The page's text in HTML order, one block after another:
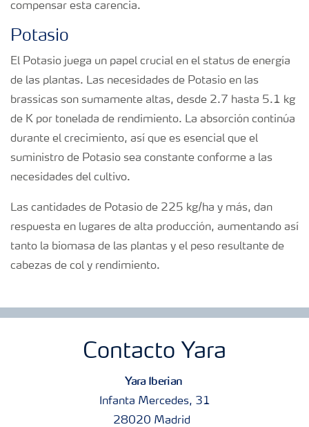
compensar esta carencia.
Potasio
El Potasio juega un papel crucial en el status de energía
de las plantas. Las necesidades de Potasio en las
brassicas son sumamente altas, desde 2.7 hasta 5.1 kg
de K por tonelada de rendimiento. La absorción continúa
durante el crecimiento, así que es esencial que el
suministro de Potasio sea constante conforme a las
necesidades del cultivo.
Las cantidades de Potasio de 225 kg/ha y más, dan
respuesta en lugares de alta producción, aumentando así
tanto la biomasa de las plantas y el peso resultante de
cabezas de col y rendimiento.
Contacto Yara
Yara Iberian
Infanta Mercedes, 31
28020 Madrid